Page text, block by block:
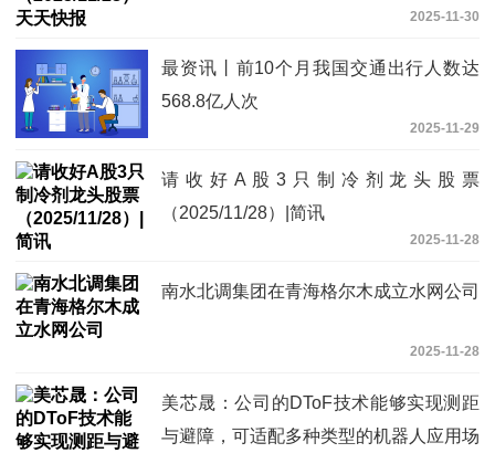
2025-11-30
最资讯丨前10个月我国交通出行人数达
568.8亿人次
2025-11-29
请收好A股3只制冷剂龙头股票
（2025/11/28）|简讯
2025-11-28
南水北调集团在青海格尔木成立水网公司
2025-11-28
美芯晟：公司的DToF技术能够实现测距
与避障，可适配多种类型的机器人应用场